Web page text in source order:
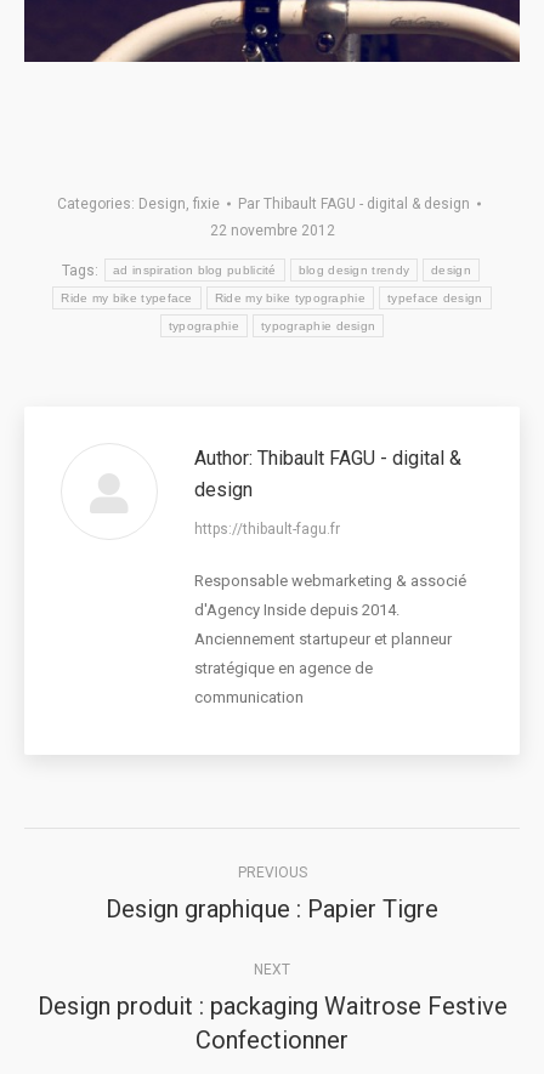
Categories: Design, fixie Par Thibault FAGU - digital & design
22 novembre 2012
Tags: ad inspiration blog publicité blog design trendy design
Ride my bike typeface Ride my bike typographie typeface design
typographie typographie design
Author: Thibault FAGU - digital &
design
https://thibault-fagu.fr
Responsable webmarketing & associé
d'Agency Inside depuis 2014.
Anciennement startupeur et planneur
stratégique en agence de
communication
navigation
PREVIOUS
Previous
Design graphique : Papier Tigre
NEXT
Next
post:
Design produit : packaging Waitrose Festive
Confectionner